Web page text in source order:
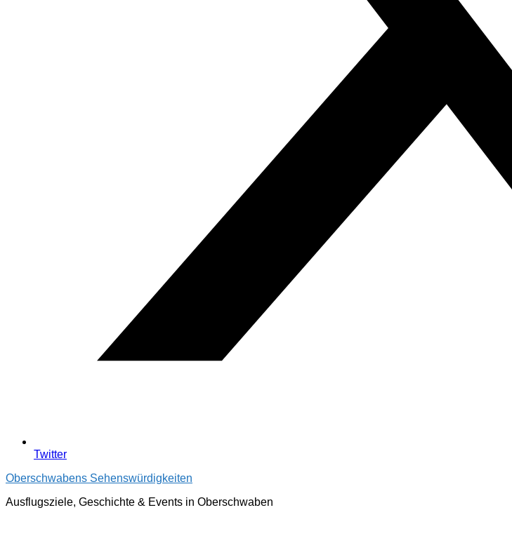
Twitter
Oberschwabens Sehenswürdigkeiten
Ausflugsziele, Geschichte & Events in Oberschwaben